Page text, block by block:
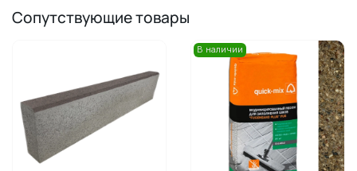
Сопутствующие товары
В наличии